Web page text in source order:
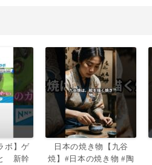
ボ】ゲ
新幹
日本の焼き物【九谷
焼】#日本の焼き物 #陶